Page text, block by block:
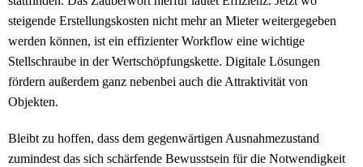
steigende Erstellungskosten nicht mehr an Mieter weitergegeben
werden können, ist ein effizienter Workflow eine wichtige
Stellschraube in der Wertschöpfungskette. Digitale Lösungen
fördern außerdem ganz nebenbei auch die Attraktivität von
Objekten.
Bleibt zu hoffen, dass dem gegenwärtigen Ausnahmezustand
zumindest das sich schärfende Bewusstsein für die Notwendigkeit